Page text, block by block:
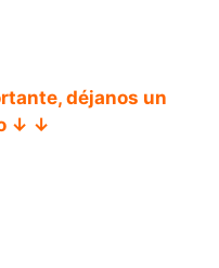
déjanos un
↓ ↓